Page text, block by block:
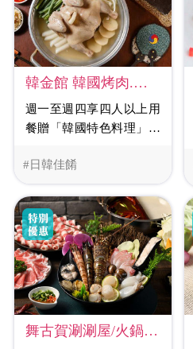
#日韓佳餚
韓金館 韓國烤肉.韓國鍋物
週一至週四享四人以上用
餐贈「韓國特色料理」乙
位)
舞古賀涮涮屋/火鍋-高雄華榮店